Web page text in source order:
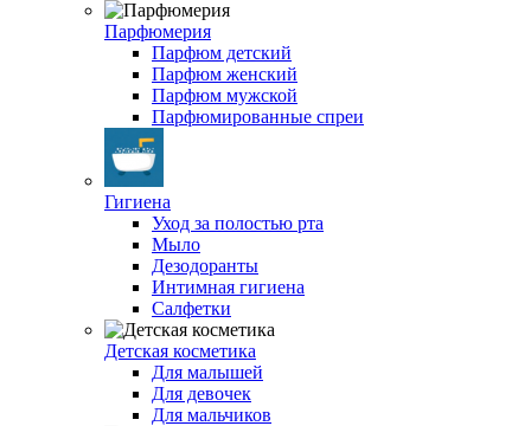
Парфюмерия
Парфюм детский
Парфюм женский
Парфюм мужской
Парфюмированные спреи
Гигиена
Уход за полостью рта
Мыло
Дезодоранты
Интимная гигиена
Салфетки
Детская косметика
Для малышей
Для девочек
Для мальчиков